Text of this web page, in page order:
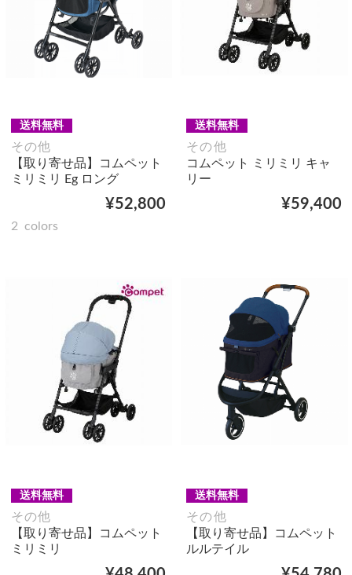
送料無料
その他
【取り寄せ品】コムペット
ミリミリ Eg ロング
¥52,800
2 colors
送料無料
その他
コムペット ミリミリ キャ
リー
¥59,400
送料無料
その他
【取り寄せ品】コムペット
ミリミリ
送料無料
その他
【取り寄せ品】コムペット
ルルテイル